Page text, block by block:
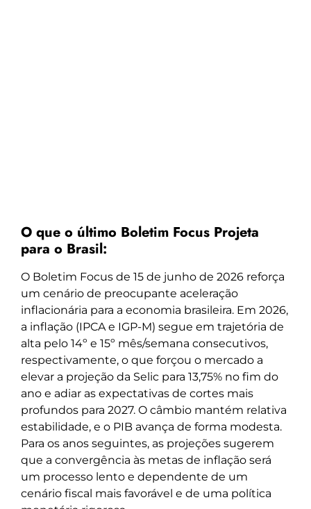
O que o último Boletim Focus Projeta
para o Brasil:
O Boletim Focus de 15 de junho de 2026 reforça
um cenário de preocupante aceleração
inflacionária para a economia brasileira. Em 2026,
a inflação (IPCA e IGP-M) segue em trajetória de
alta pelo 14º e 15º mês/semana consecutivos,
respectivamente, o que forçou o mercado a
elevar a projeção da Selic para 13,75% no fim do
ano e adiar as expectativas de cortes mais
profundos para 2027. O câmbio mantém relativa
estabilidade, e o PIB avança de forma modesta.
Para os anos seguintes, as projeções sugerem
que a convergência às metas de inflação será
um processo lento e dependente de um
cenário fiscal mais favorável e de uma política